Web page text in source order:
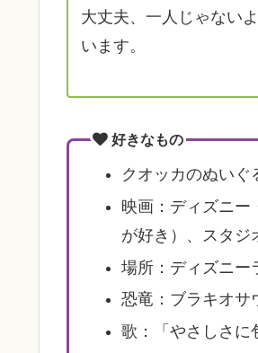
大丈夫、一人じゃない
います。
好きなもの
クオッカのぬいぐ
映画：ディズニー
が好き）、スタジ
場所：ディズニー
恐竜：ブラキオサ
歌：「やさしさに